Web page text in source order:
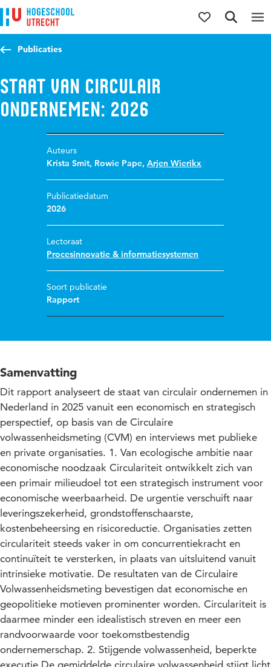
Direct naar de inhoud
Direct naar de hoofdnavigatie
Direct naar de zoekfunctie
Publicaties
Staat van circulair
ondernemen: 2026
Auteurs
Krista Smit, Rowie Pape,Arjen Wierikx
Publicatiedatum
2026
Lectoraat
Procesinnovatie & informatiesystemen
Soort publicatie
Rapport
Samenvatting
Dit rapport analyseert de staat van circulair ondernemen in
Nederland in 2025 vanuit een economisch en strategisch
perspectief, op basis van de Circulaire
volwassenheidsmeting (CVM) en interviews met publieke
en private organisaties. 1. Van ecologische ambitie naar
economische noodzaak Circulariteit ontwikkelt zich van
een primair milieudoel tot een strategisch instrument voor
economische weerbaarheid. De urgentie verschuift naar
leveringszekerheid, grondstoffenschaarste,
kostenbeheersing en risicoreductie. Organisaties zetten
circulariteit steeds vaker in om concurrentiekracht en
continuïteit te versterken, in plaats van uitsluitend vanuit
intrinsieke motivatie. De resultaten van de Circulaire
Volwassenheidsmeting bevestigen dat economische en
geopolitieke motieven prominenter worden. Circulariteit is
daarmee minder een idealistisch streven en meer een
randvoorwaarde voor toekomstbestendig
ondernemerschap. 2. Stijgende volwassenheid, beperkte